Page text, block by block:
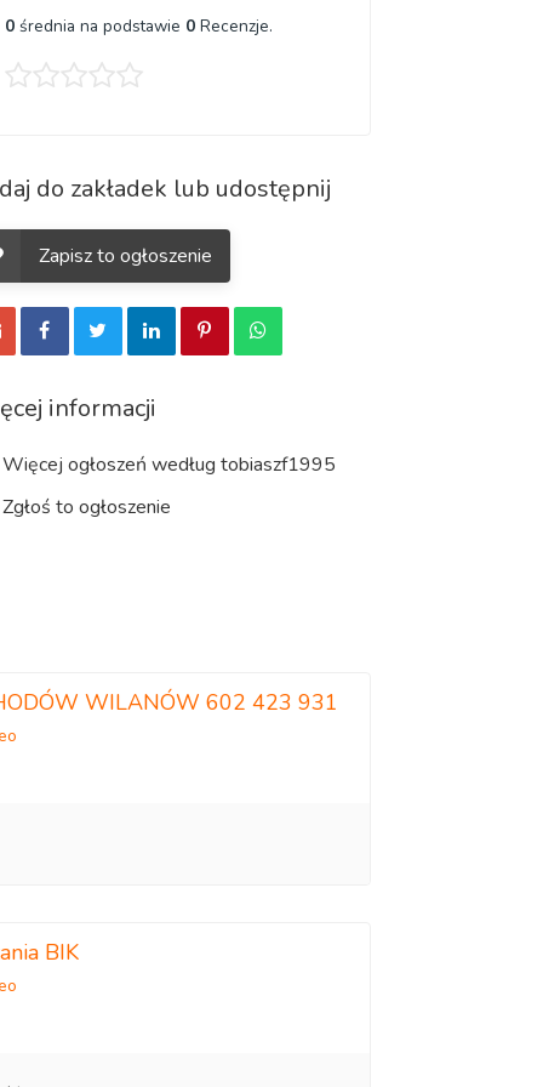
0średnia na podstawie 0Recenzje.
do zakładek lub udostępnij
Zapisz to ogłoszenie
informacji
Więcej ogłoszeń według tobiaszf1995
Zgłoś to ogłoszenie
WILANÓW 602 423 931
BIK